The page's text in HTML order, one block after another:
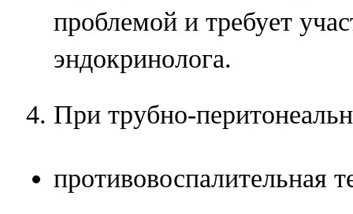
проблемой и требует
эндокринолога.
При трубно-
противовоспалительная